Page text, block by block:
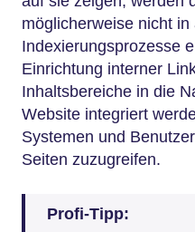
möglicherweise nicht
Indexierungsprozesse
Einrichtung interner
Inhaltsbereiche in die
Website integriert
Systemen und
Seiten zuzugreifen.
Profi-Tipp: